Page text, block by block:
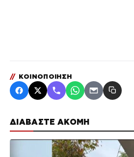
ΔΙΑΒΑΣΤΕ ΑΚΟΜΗ
// ΚΟΙΝΟΠΟΙΗΣΗ